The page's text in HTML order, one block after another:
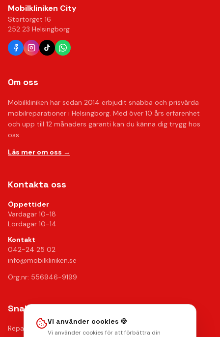
Mobilkliniken City
Stortorget 16
252 23 Helsingborg
Om oss
Mobilkliniken har sedan 2014 erbjudit snabba och prisvärda
mobilreparationer i Helsingborg. Med över 10 års erfarenhet
och upp till 12 månaders garanti kan du känna dig trygg hos
oss.
Läs mer om oss →
Kontakta oss
Öppettider
Vardagar 10-18
Lördagar 10-14
Kontakt
042-24 25 02
info@mobilkliniken.se
Org.nr: 556946-9199
Snabblänkar
Reparationer
Vi använder cookies 🍪
Vi använder cookies för att förbättra din